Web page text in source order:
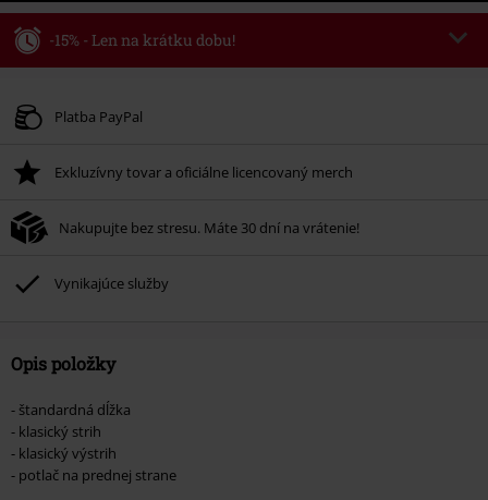
-15% - Len na krátku dobu!
Platné do 8/9/26
Po zadaní kódu v košíku, sa zľava uplatní automaticky.
Nemožno kombinovať s inými akciovými kódmi. Zľava sa nevzťahuje na:
knihy, médiá, vstupenky, Rammstein, (Till) Lindemann, Böhse Onkelz,
ktorých kúpou podporíte nadáciu.
Platba PayPal
Exkluzívny tovar a oficiálne licencovaný merch
Nakupujte bez stresu. Máte 30 dní na vrátenie!
Vynikajúce služby
Opis položky
- štandardná dĺžka
- klasický strih
- klasický výstrih
- potlač na prednej strane